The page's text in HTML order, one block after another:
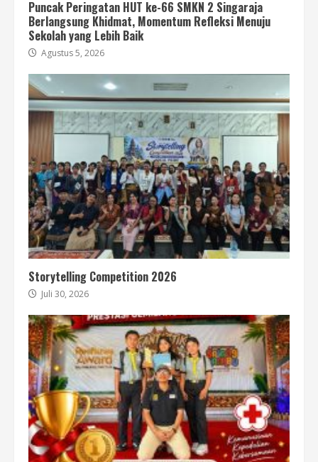
Puncak Peringatan HUT ke-66 SMKN 2 Singaraja
Berlangsung Khidmat, Momentum Refleksi Menuju
Sekolah yang Lebih Baik
Agustus 5, 2026
Storytelling Competition 2026
Juli 30, 2026